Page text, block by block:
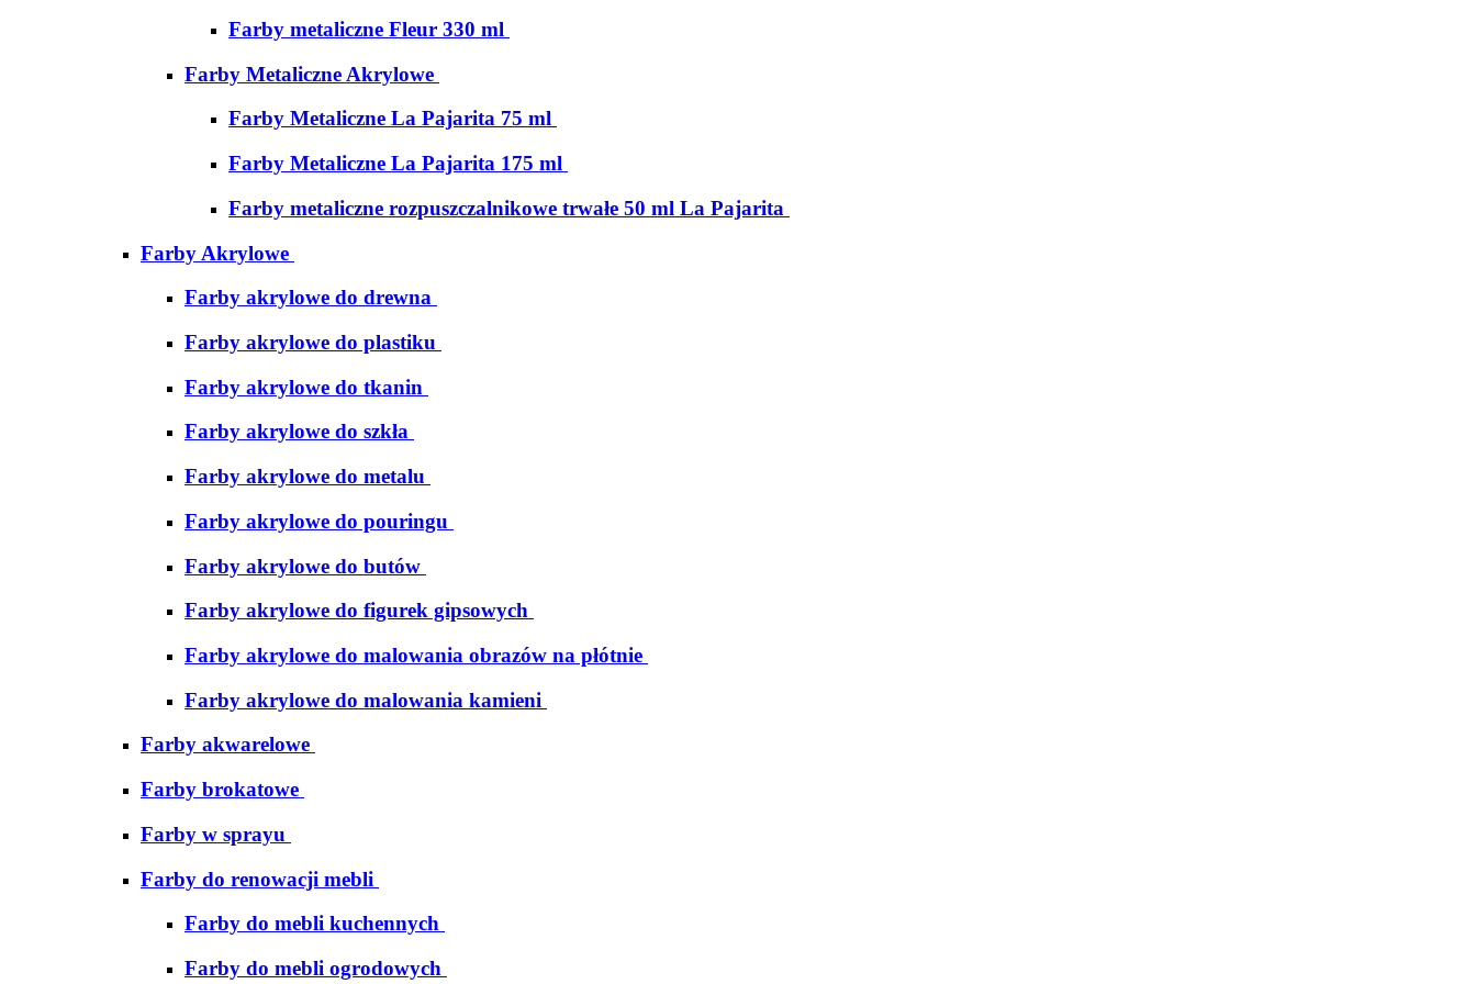
Farby metaliczne Fleur 330 ml
Farby Metaliczne Akrylowe
Farby Metaliczne La Pajarita 75 ml
Farby Metaliczne La Pajarita 175 ml
Farby metaliczne rozpuszczalnikowe trwałe 50 ml La Pajarita
Farby Akrylowe
Farby akrylowe do drewna
Farby akrylowe do plastiku
Farby akrylowe do tkanin
Farby akrylowe do szkła
Farby akrylowe do metalu
Farby akrylowe do pouringu
Farby akrylowe do butów
Farby akrylowe do figurek gipsowych
Farby akrylowe do malowania obrazów na płótnie
Farby akrylowe do malowania kamieni
Farby akwarelowe
Farby brokatowe
Farby w sprayu
Farby do renowacji mebli
Farby do mebli kuchennych
Farby do mebli ogrodowych